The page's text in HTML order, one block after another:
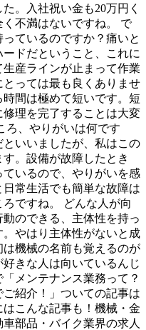
。入社祝い金も20万円く
不満はないですね。 で
ているのですか？痛いと
ドだということ、これに
産ラインが止まって作業
っては最も良くありませ
間は極めて短いです。短
理を完了することは大変
ろ、やりがいは何です
いいましたが、私はこの
。設備が故障したとき
いるので、やりがいを感
常生活でも簡単な故障は
ですね。 どんな人が向
のできる、主体性を持っ
やはり主体性がないと成
機械の名前も覚えるのが
きな人は向いているんじ
メンテナンス業務って？
紹介！」ついての記事は
こんな記事も！機械・金
部品・バイク業界の求人